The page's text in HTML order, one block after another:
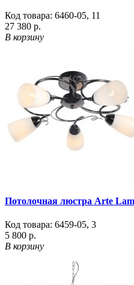
Код товара: 6460-05, 11
27 380 р.
В корзину
Потолочная люстра Arte
Код товара: 6459-05, 3
5 800 р.
В корзину